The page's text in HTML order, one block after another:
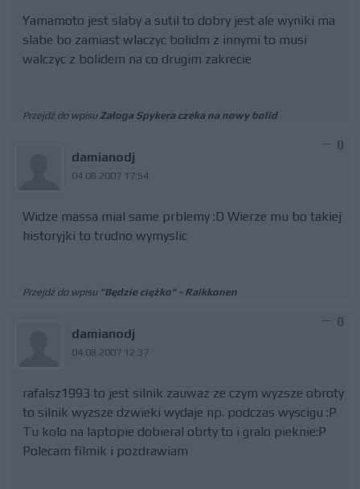
Yamamoto jest slaby a sutil to dobry jest ale wyniki ma
slabe bo zamiast wlaczyc bolidm z innymi to musi
walczyc z bolidem na co drugim zakrecie
Przejdź do wpisu Załoga Spykera czeka na nowy bolid
damianodj
04.08.2007 17:54
0
Widze massa mial same prblemy :D Wierze mu bo takiej
historyjki to trudno wymyslic
Przejdź do wpisu "Będzie ciężko" - Raikkonen
damianodj
04.08.2007 12:37
0
rafalsz1993 to jest silnik zauwaz ze czym wyzsze obroty
to silnik wyzsze dzwieki wydaje np. podczas wyscigu :P
Tu kolo na laptopie dobieral obrty to i gralo pieknie:P
Polecam filmik i pozdrawiam